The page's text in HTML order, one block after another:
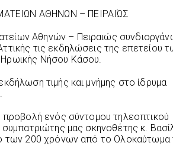
ΑΘΗΝΩΝ – ΠΕΙΡΑΙΏΣ
Αθηνών – Πειραιώς
τις εκδηλώσεις της επετείου
Νήσου Κάσου.
τιμής και μνήμης στο ίδρυμα
ενός σύντομου τηλεοπτικού
μας σκηνοθέτης κ.
των 200 χρόνων από το Ολοκαύτωμα